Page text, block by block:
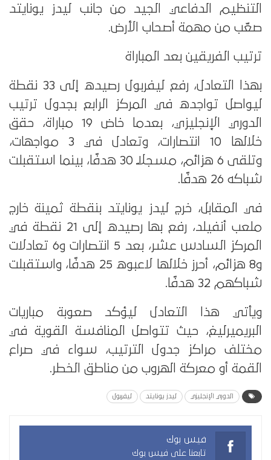
التنظيم الدفاعي الجيد من جانب ليدز يونايتد
صعّب من مهمة أصحاب الأرض.
ترتيب الفريقين بعد المباراة
بهذا التعادل، رفع ليفربول رصيده إلى 33 نقطة
ليواصل تواجده في المركز الرابع بجدول ترتيب
الدوري الإنجليزي، بعدما خاض 19 مباراة، حقق
خلالها 10 انتصارات، وتعادل في 3 مواجهات،
وتلقى 6 هزائم، مسجلًا 30 هدفًا، بينما استقبلت
شباكه 26 هدفًا.
في المقابل، خرج ليدز يونايتد بنقطة ثمينة خارج
ملعب أنفيلد، رفع بها رصيده إلى 21 نقطة في
المركز السادس عشر، بعد 5 انتصارات و6 تعادلات
و8 هزائم، أحرز خلالها لاعبوه 25 هدفًا، واستقبلت
شباكهم 32 هدفًا.
ويأتي هذا التعادل ليؤكد صعوبة مباريات
البريميرليغ، حيث تتواصل المنافسة القوية في
مختلف مراكز جدول الترتيب، سواء في صراع
القمة أو معركة الهروب من مناطق الخطر.
الدوري الإنجليزي ليدز يونايتد ليفربول
فيس بوك
تابعنا على فيس بوك